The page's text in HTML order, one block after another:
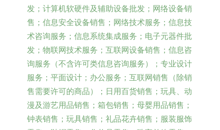
发；计算机软硬件及辅助设备批发；网络设备销
售；信息安全设备销售；网络技术服务；信息技
术咨询服务；信息系统集成服务；电子元器件批
发；物联网技术服务；互联网设备销售；信息咨
询服务（不含许可类信息咨询服务）；专业设计
服务；平面设计；办公服务；互联网销售（除销
售需要许可的商品）；日用百货销售；玩具、动
漫及游艺用品销售；箱包销售；母婴用品销售；
钟表销售；玩具销售；礼品花卉销售；服装服饰